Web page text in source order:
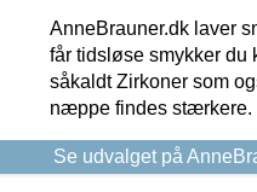
AnneBrauner.dk laver
får tidsløse smykker du
såkaldt Zirkoner som
næppe findes stærkere.
Se udvalget på